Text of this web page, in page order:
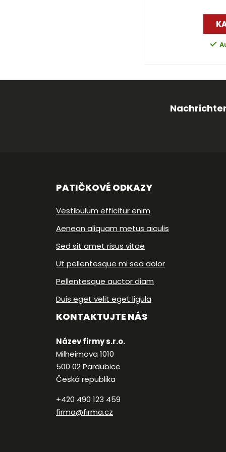
PATIČKOVÉ ODKAZY
Vestibulum efficitur enim
Aenean aliquam metus aiculis
Sed sit amet risus vitae
Ut pellentesque mi sed dolor
Pellentesque auctor diam
Duis eget velit eget ligula
KONTAKTUJTE NÁS
Název firmy s.r.o.
Milheimova 1010
500 02 Pardubice
Česká republika
+420 490 123 459
firma@firma.cz